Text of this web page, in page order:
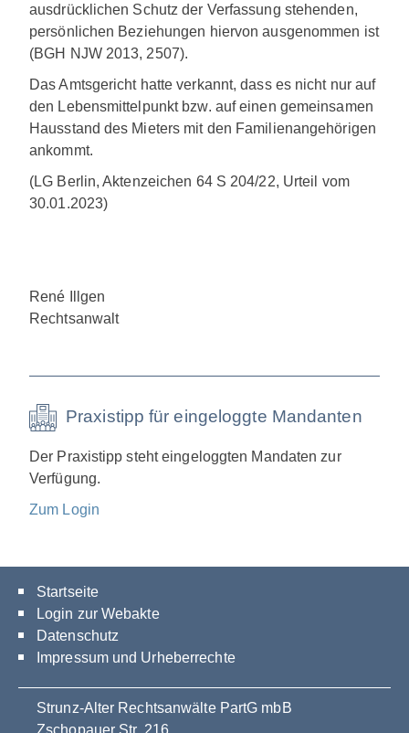
ausdrücklichen Schutz der Verfassung stehenden,
persönlichen Beziehungen hiervon ausgenommen ist
(BGH NJW 2013, 2507).
Das Amtsgericht hatte verkannt, dass es nicht nur auf
den Lebensmittelpunkt bzw. auf einen gemeinsamen
Hausstand des Mieters mit den Familienangehörigen
ankommt.
(LG Berlin, Aktenzeichen 64 S 204/22, Urteil vom
30.01.2023)
René Illgen
Rechtsanwalt
Praxistipp für eingeloggte Mandanten
Der Praxistipp steht eingeloggten Mandaten zur
Verfügung.
Zum Login
Startseite
Login zur Webakte
Datenschutz
Impressum und Urheberrechte
Strunz-Alter Rechtsanwälte PartG mbB